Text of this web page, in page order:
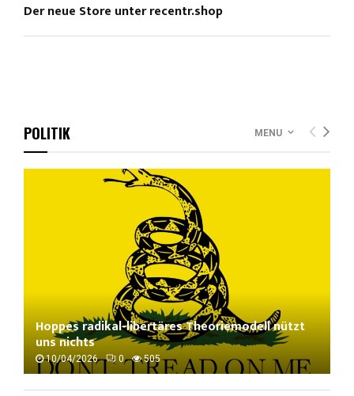
Der neue Store unter recentr.shop
POLITIK MENU
Hoppes radikal-libertäres Theoriemodell nützt
uns nichts
10/04/2026 0 505